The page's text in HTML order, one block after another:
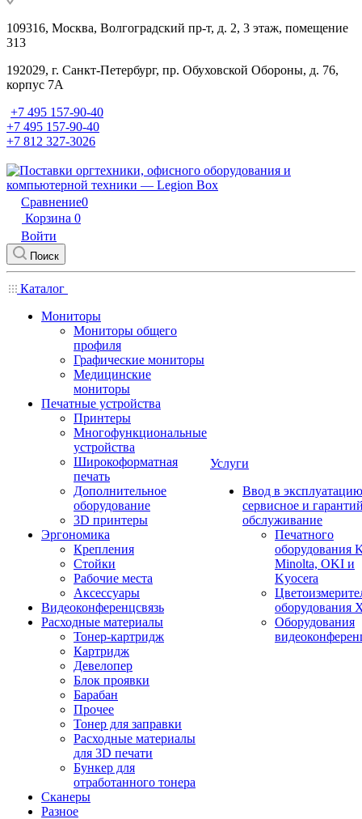
109316, Москва, Волгоградский пр-т, д. 2, 3 этаж, помещение
313
192029, г. Санкт-Петербург, пр. Обуховской Обороны, д. 76,
корпус 7А
+7 495 157-90-40
+7 495 157-90-40
+7 812 327-3026
Сравнение0
Корзина 0
Войти
Поиск
Каталог
Мониторы
Мониторы общего
профиля
Графические мониторы
Медицинские
мониторы
Печатные устройства
Принтеры
Многофункциональные
устройства
Широкоформатная
печать
Дополнительное
оборудование
3D принтеры
Эргономика
Крепления
Стойки
Рабочие места
Аксессуары
Видеоконференцсвязь
Расходные материалы
Тонер-картридж
Картридж
Девелопер
Блок проявки
Барабан
Прочее
Тонер для заправки
Расходные материалы
для 3D печати
Бункер для
отработанного тонера
Сканеры
Разное
Услуги
Ввод в
сервисное и
обслуживание
Печатного
оборудования
Minolta, OKI и
Kyocera
оборудования
Оборудования